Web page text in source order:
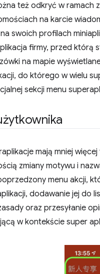
też odkryć w ramach
na karcie
swoich profilach
firmy, przed którą
na mapie
do którego w wielu
sekcji menu
mają mniej
zmiany motywu i
menu akcji,
dodawanie jej do
oraz przesyłanie
w kontekście super